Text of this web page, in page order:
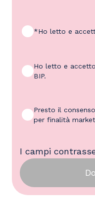
*Ho letto e
Ho letto e
BIP.
Presto il
per finalità
I campi